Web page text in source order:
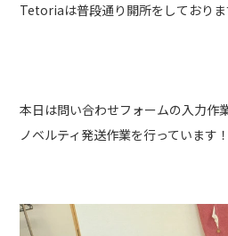
Tetoriaは普段通り開所をしておりま
本日は問い合わせフォームの入力作
ノベルティ発送作業を行っています！